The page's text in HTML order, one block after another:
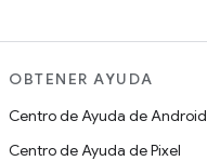
OBTENER AYUDA
Centro de Ayuda de Android
Centro de Ayuda de Pixel